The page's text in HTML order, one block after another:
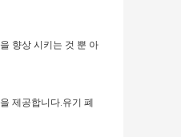
향상 시키는 것 뿐 아
제공합니다.유기 폐